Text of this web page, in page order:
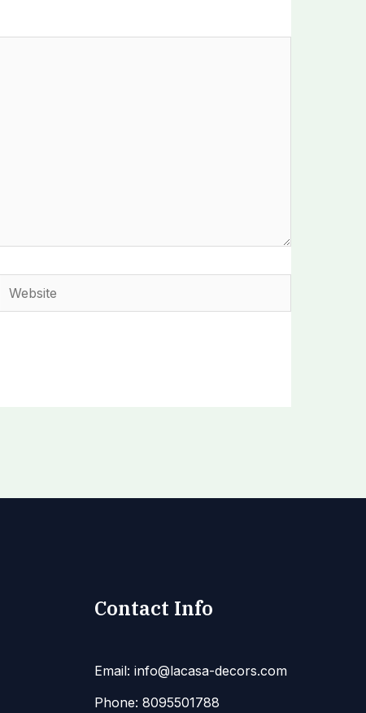
Website
Contact Info
Email: info@lacasa-decors.com
Phone: 8095501788